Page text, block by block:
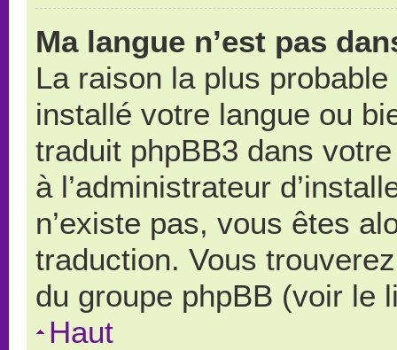
Ma langue n’est pas
La raison la plus probable
installé votre langue ou
traduit phpBB3 dans
à l’administrateur
n’existe pas, vous êtes
traduction. Vous
du groupe phpBB (voir le
Haut